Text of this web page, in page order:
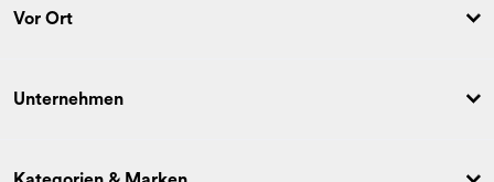
Vor Ort
Unternehmen